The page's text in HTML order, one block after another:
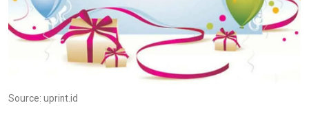
Source: uprint.id